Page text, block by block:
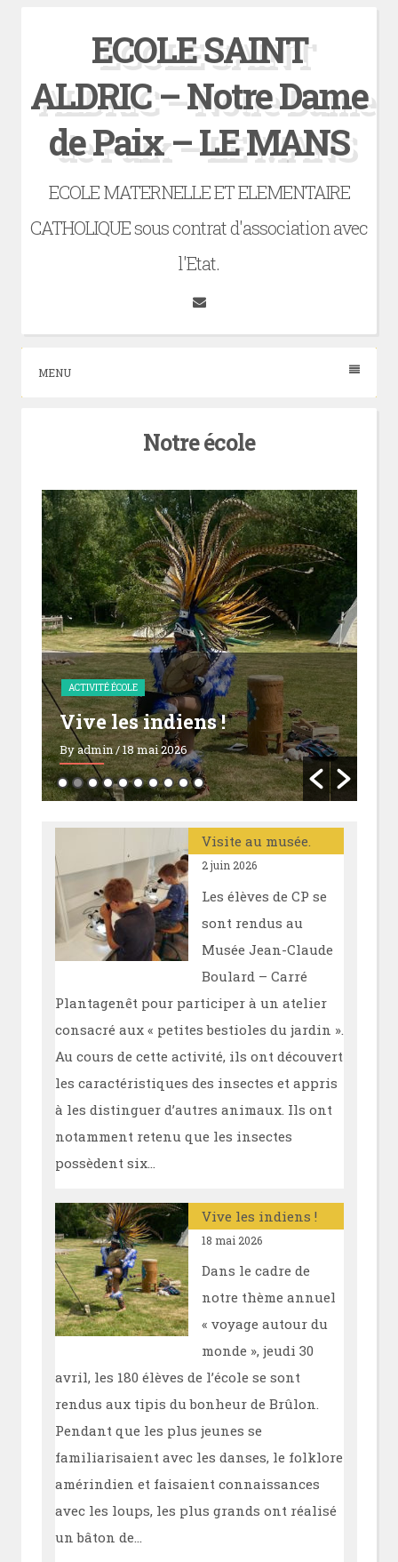
ECOLE SAINT
ALDRIC – Notre Dame
de Paix – LE MANS
ECOLE MATERNELLE ET ELEMENTAIRE
CATHOLIQUE sous contrat d'association avec
l'Etat.
Tumblr
MENU
Notre école
ACTIVITÉ ÉCOLE
Vive les indiens !
By admin/ 18 mai 2026
Visite au musée.
2 juin 2026
Les élèves de CP se
sont rendus au
Musée Jean-Claude
Boulard – Carré
Plantagenêt pour participer à un atelier
consacré aux « petites bestioles du jardin ».
Au cours de cette activité, ils ont découvert
les caractéristiques des insectes et appris
à les distinguer d’autres animaux. Ils ont
notamment retenu que les insectes
possèdent six…
Vive les indiens !
18 mai 2026
Dans le cadre de
notre thème annuel
« voyage autour du
monde », jeudi 30
avril, les 180 élèves de l’école se sont
rendus aux tipis du bonheur de Brûlon.
Pendant que les plus jeunes se
familiarisaient avec les danses, le folklore
amérindien et faisaient connaissances
avec les loups, les plus grands ont réalisé
un bâton de…